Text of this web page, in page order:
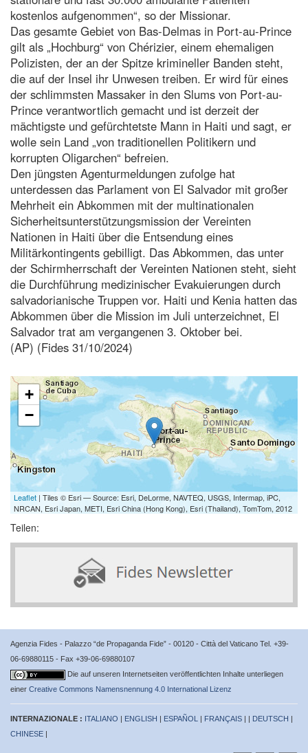
kostenlos aufgenommen“, so der Missionar.
Das gesamte Gebiet von Bas-Delmas in Port-au-Prince
gilt als „Hochburg“ von Chérizier, einem ehemaligen
Polizisten, der an der Spitze krimineller Banden steht,
die auf der Insel ihr Unwesen treiben. Er wird für eines
der schlimmsten Massaker in den Slums von Port-au-
Prince verantwortlich gemacht und ist derzeit der
mächtigste und gefürchtetste Mann in Haiti und sagt, er
wolle sein Land „von traditionellen Politikern und
korrupten Oligarchen“ befreien.
Den jüngsten Agenturmeldungen zufolge hat
unterdessen das Parlament von El Salvador mit großer
Mehrheit ein Abkommen mit der multinationalen
Sicherheitsunterstützungsmission der Vereinten
Nationen in Haiti über die Entsendung eines
Militärkontingents gebilligt. Das Abkommen, das unter
der Schirmherrschaft der Vereinten Nationen steht, sieht
die Durchführung medizinischer Evakuierungen durch
salvadorianische Truppen vor. Haiti und Kenia hatten das
Abkommen über die Mission im Juli unterzeichnet, El
Salvador trat am vergangenen 3. Oktober bei.
(AP) (Fides 31/10/2024)
+
−
Leaflet | Tiles © Esri — Source: Esri, DeLorme, NAVTEQ, USGS, Intermap, iPC,
NRCAN, Esri Japan, METI, Esri China (Hong Kong), Esri (Thailand), TomTom, 2012
Teilen:
Agenzia Fides - Palazzo “de Propaganda Fide” - 00120 - Città del Vaticano Tel. +39-
06-69880115 - Fax +39-06-69880107
Die auf unseren Internetseiten veröffentlichten Inhalte unterliegen
einer Creative Commons Namensnennung 4.0 International Lizenz
INTERNAZIONALE : ITALIANO | ENGLISH | ESPAÑOL | FRANÇAIS | | DEUTSCH |
CHINESE |